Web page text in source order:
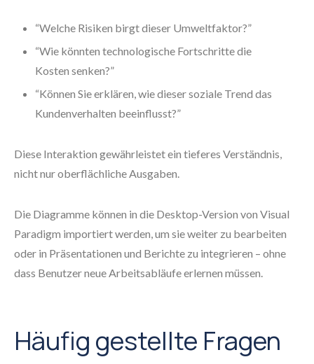
“Welche Risiken birgt dieser Umweltfaktor?”
“Wie könnten technologische Fortschritte die
Kosten senken?”
“Können Sie erklären, wie dieser soziale Trend das
Kundenverhalten beeinflusst?”
Diese Interaktion gewährleistet ein tieferes Verständnis,
nicht nur oberflächliche Ausgaben.
Die Diagramme können in die Desktop-Version von Visual
Paradigm importiert werden, um sie weiter zu bearbeiten
oder in Präsentationen und Berichte zu integrieren – ohne
dass Benutzer neue Arbeitsabläufe erlernen müssen.
Häufig gestellte Fragen